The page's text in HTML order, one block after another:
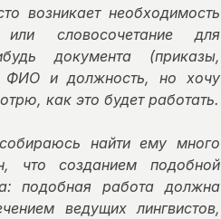
возникает необходимость
или словосочетание для
документа (приказы,
ФИО и должность, но хочу
как это будет работать.
найти ему много
что созданием подобной
подобная работа должна
ведущих лингвистов,